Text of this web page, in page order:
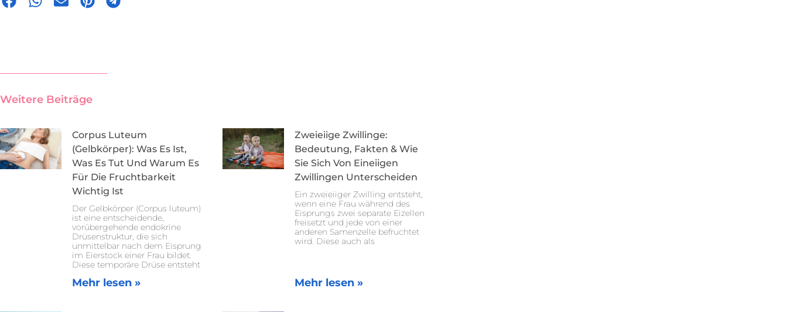
Weitere Beiträge
Corpus Luteum
(Gelbkörper): Was Es Ist,
Was Es Tut Und Warum Es
Für Die Fruchtbarkeit
Wichtig Ist
Der Gelbkörper (Corpus luteum)
ist eine entscheidende,
vorübergehende endokrine
Drüsenstruktur, die sich
unmittelbar nach dem Eisprung
im Eierstock einer Frau bildet.
Diese temporäre Drüse entsteht
Mehr lesen »
Zweieiige Zwillinge:
Bedeutung, Fakten & Wie
Sie Sich Von Eineiigen
Zwillingen Unterscheiden
Ein zweieiiger Zwilling entsteht,
wenn eine Frau während des
Eisprungs zwei separate Eizellen
freisetzt und jede von einer
anderen Samenzelle befruchtet
wird. Diese auch als
Mehr lesen »